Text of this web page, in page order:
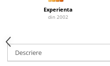
Experienta
din 2002
Descriere